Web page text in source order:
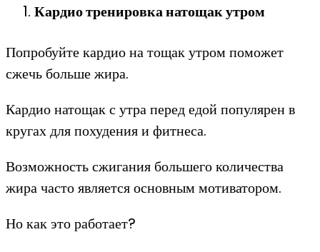
Кардио тренировка натощак утром
Попробуйте кардио на тощак утром поможет
сжечь больше жира.
Кардио натощак с утра перед едой популярен в
кругах для похудения и фитнеса.
Возможность сжигания большего количества
жира часто является основным мотиватором.
Но как это работает?